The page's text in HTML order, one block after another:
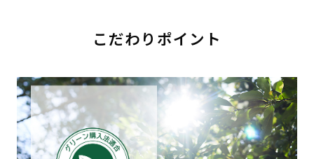
こだわりポイント